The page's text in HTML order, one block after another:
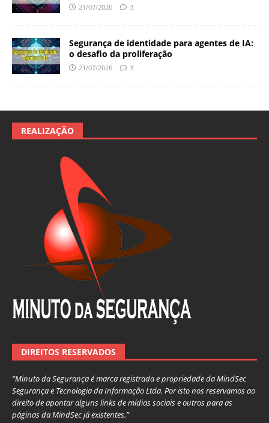
21/07/2026 3
Segurança de identidade para agentes de IA:
o desafio da proliferação
21/07/2026 3
REALIZAÇÃO
DIREITOS RESERVADOS
“Minuto da Segurança é marca registrada e propriedade da MindSec
Segurança e Tecnologia da Informação Ltda. Por isto nos reservamos ao
direito de apontar alguns links de mídias sociais e outros para as
páginas da MindSec já existentes.”